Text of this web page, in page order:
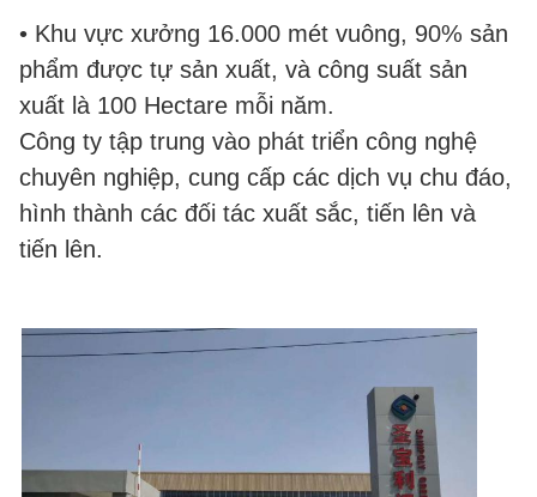
• Khu vực xưởng 16.000 mét vuông, 90% sản
phẩm được tự sản xuất, và công suất sản
xuất là 100 Hectare mỗi năm.
Công ty tập trung vào phát triển công nghệ
chuyên nghiệp, cung cấp các dịch vụ chu đáo,
hình thành các đối tác xuất sắc, tiến lên và
tiến lên.